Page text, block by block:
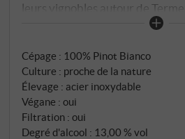
leurs vignobles autour de
Montan et Auer. L'Oenologue
force collective un portefeuille
récompensé au niveau
pureté de ton et caractère du
trop dans la cave. Le pinot
calcaires et argileux avec des
Cépage : 100% Pinot Bianco
Culture : proche de la nature
Élevage : acier inoxydable
Végane : oui
Filtration : oui
Degré d'alcool : 13,00 % vol